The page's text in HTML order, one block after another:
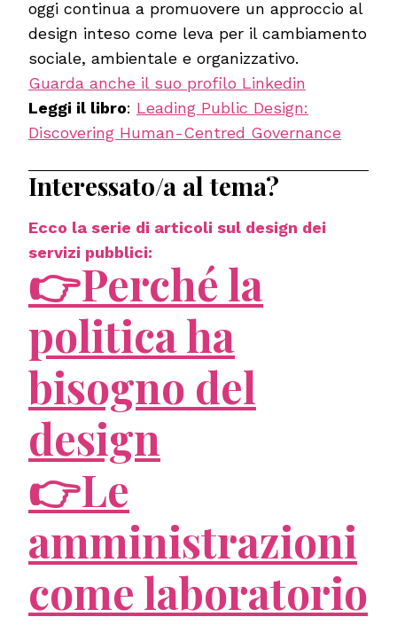
oggi continua a promuovere un approccio al
design inteso come leva per il cambiamento
sociale, ambientale e organizzativo.
Guarda anche il suo profilo Linkedin
Leggi il libro: Leading Public Design:
Discovering Human-Centred Governance
Interessato/a al tema?
Ecco la serie di articoli sul design dei
servizi pubblici:
👉Perché la
politica ha
bisogno del
design
👉Le
amministrazioni
come laboratorio